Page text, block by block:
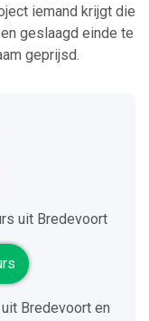
iemand krijgt die
geslaagd einde te
geprijsd.
uit Bredevoort
Bredevoort en